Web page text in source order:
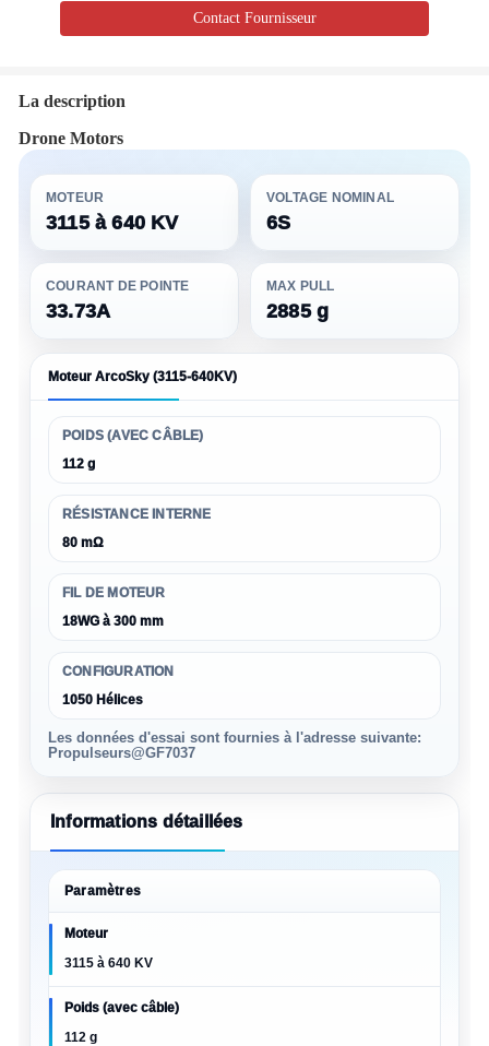
Contact Fournisseur
La description
Drone Motors
MOTEUR
3115 à 640 KV
VOLTAGE NOMINAL
6S
COURANT DE POINTE
33.73A
MAX PULL
2885 g
Moteur ArcoSky (3115-640KV)
POIDS (AVEC CÂBLE)
112 g
RÉSISTANCE INTERNE
80 mΩ
FIL DE MOTEUR
18WG à 300 mm
CONFIGURATION
1050 Hélices
Les données d'essai sont fournies à l'adresse suivante:
Propulseurs@GF7037
Informations détaillées
Paramètres
Moteur
3115 à 640 KV
Poids (avec câble)
112 g